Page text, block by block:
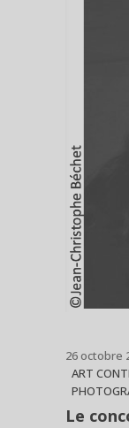
26 octobre
ART
Le